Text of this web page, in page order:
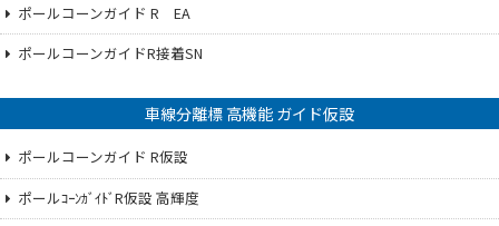
ポールコーンガイド R EA
ポールコーンガイドR接着SN
車線分離標 高機能 ガイド仮設
ポールコーンガイド R仮設
ポールｺｰﾝｶﾞｲﾄﾞR仮設 高輝度